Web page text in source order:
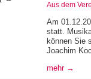
Aus dem
Am
statt.
können Sie
Joachim
mehr →